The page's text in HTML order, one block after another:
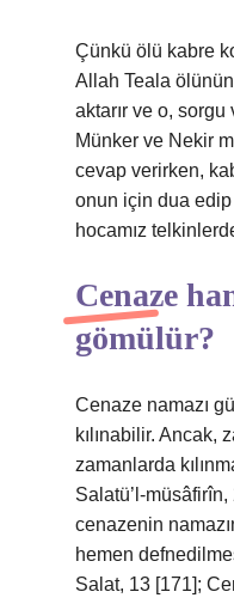
Çünkü ölü kabre
Allah Teala
aktarır ve o,
Münker ve Nekir
cevap verirken,
onun için dua
hocamız
Cenaze
gömülür?
Cenaze namazı
kılınabilir. Ancak,
zamanlarda
Salatü’l-müsâfirîn,
cenazenin
hemen
Salat, 13 [171];